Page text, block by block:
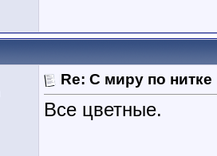
Re: С миру по
Все цветные.